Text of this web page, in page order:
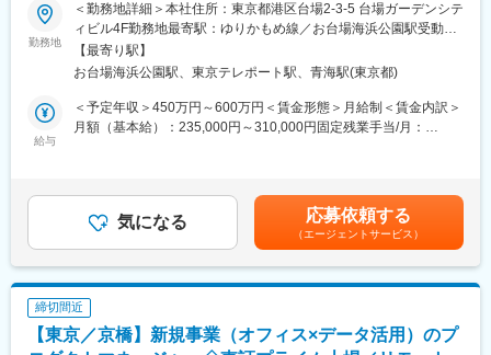
在宅勤務やフレックスも活用することが出来、自由で柔軟な働き
方も可能です。また、オフィス空間をデザインする当社は、自社
のオフィスも作りこみ、より働きやすい環境を追求しておりま
す。
■当社について：
企業価値を高める知的創造の場としてオフィスの重要性が高まる
中で、当社はオフィス創りに関わるさまざまな製品の開発・サー
ビスを通じて質の高いビジネス環境の創造に挑戦しています。
これまで、オフィス家具の製造販売からオフィスの空間設計を手
掛ける形に進化してきた当社において、今後はITを駆使して生産
性の高いオフィス目指し、顧客への提案を進めていきます。
■業務内容
《当社運営店舗のエリアマネージャー候補》
まずは店舗業務として
・売場の状況把握、対応
・売上や在庫の管理
・店長、スタッフへの指示
理を担当いただく予定です。
■弊社について：当社は空間活性化を通じて「歓びと感動」を人々
に届けるため、イベント・プロモーション、展示演出装置の設
勤務地
＜勤務地詳細＞本社住所：東京都港区台場2-3-5 台場ガーデンシテ
ィビル4F勤務地最寄駅：ゆりかもめ線／お台場海浜公園駅受動喫
煙対策：敷地内喫煙可能場所あり
【最寄り駅】
お台場海浜公園駅、東京テレポート駅、青海駅(東京都)
給与
＜予定年収＞450万円～600万円＜賃金形態＞月給制＜賃金内訳＞
月額（基本給）：235,000円～310,000円固定残業手当/月：
目安の金額であり、選考を通じて上下する可能性があります。月
給(月額)は固定手当を含めた表記です。
気になる 応募依頼する
（エージェントサービス）
締切間近
【東京／京橋】新規事業（オフィス×データ活用）のプ